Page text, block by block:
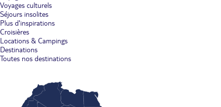
Voyages culturels
Séjours insolites
Plus d'inspirations
Croisières
Locations & Campings
Destinations
Toutes nos destinations